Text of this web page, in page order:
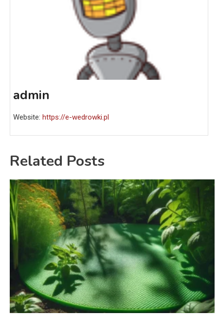
admin
Website: https://e-wedrowki.pl
Related Posts